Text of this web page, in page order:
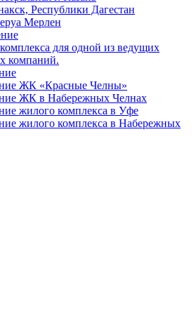
Республики Дагестан
Мерлен
для одной из ведущих
компаний.
ЖК «Красные Челны»
ЖК в Набережных Челнах
жилого комплекса в Уфе
жилого комплекса в Набережных